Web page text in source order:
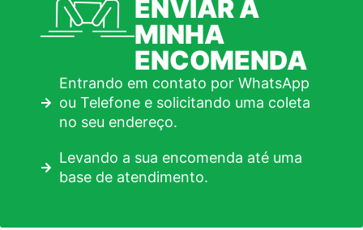
ENVIAR A
MINHA
ENCOMENDA
Entrando em contato por WhatsApp
ou Telefone e solicitando uma coleta
no seu endereço.
Levando a sua encomenda até uma
base de atendimento.